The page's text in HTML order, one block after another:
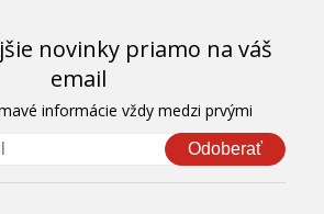
novinky priamo na váš
email
informácie vždy medzi prvými
Odoberať